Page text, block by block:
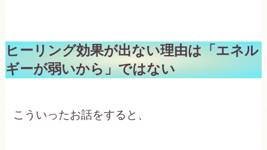
ヒーリング効果が出ない理由は「エネル
ギーが弱いから」ではない
こういったお話をすると、